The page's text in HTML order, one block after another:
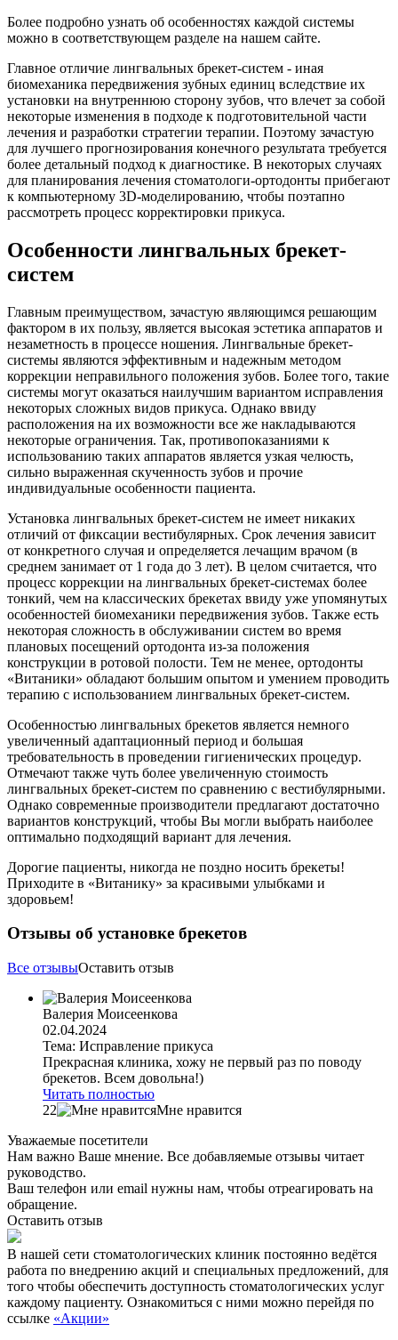
Более подробно узнать об особенностях каждой системы
можно в соответствующем разделе на нашем сайте.
Главное отличие лингвальных брекет-систем - иная
биомеханика передвижения зубных единиц вследствие их
установки на внутреннюю сторону зубов, что влечет за собой
некоторые изменения в подходе к подготовительной части
лечения и разработки стратегии терапии. Поэтому зачастую
для лучшего прогнозирования конечного результата требуется
более детальный подход к диагностике. В некоторых случаях
для планирования лечения стоматологи-ортодонты прибегают
к компьютерному 3D-моделированию, чтобы поэтапно
рассмотреть процесс корректировки прикуса.
Особенности лингвальных брекет-
систем
Главным преимуществом, зачастую являющимся решающим
фактором в их пользу, является высокая эстетика аппаратов и
незаметность в процессе ношения. Лингвальные брекет-
системы являются эффективным и надежным методом
коррекции неправильного положения зубов. Более того, такие
системы могут оказаться наилучшим вариантом исправления
некоторых сложных видов прикуса. Однако ввиду
расположения на их возможности все же накладываются
некоторые ограничения. Так, противопоказаниями к
использованию таких аппаратов является узкая челюсть,
сильно выраженная скученность зубов и прочие
индивидуальные особенности пациента.
Установка лингвальных брекет-систем не имеет никаких
отличий от фиксации вестибулярных. Срок лечения зависит
от конкретного случая и определяется лечащим врачом (в
среднем занимает от 1 года до 3 лет). В целом считается, что
процесс коррекции на лингвальных брекет-системах более
тонкий, чем на классических брекетах ввиду уже упомянутых
особенностей биомеханики передвижения зубов. Также есть
некоторая сложность в обслуживании систем во время
плановых посещений ортодонта из-за положения
конструкции в ротовой полости. Тем не менее, ортодонты
«Витаники» обладают большим опытом и умением проводить
терапию с использованием лингвальных брекет-систем.
Особенностью лингвальных брекетов является немного
увеличенный адаптационный период и большая
требовательность в проведении гигиенических процедур.
Отмечают также чуть более увеличенную стоимость
лингвальных брекет-систем по сравнению с вестибулярными.
Однако современные производители предлагают достаточно
вариантов конструкций, чтобы Вы могли выбрать наиболее
оптимально подходящий вариант для лечения.
Дорогие пациенты, никогда не поздно носить брекеты!
Приходите в «Витанику» за красивыми улыбками и
здоровьем!
Отзывы об установке брекетов
Все отзывыОставить отзыв
Валерия Моисеенкова
02.04.2024
Тема: Исправление прикуса
Прекрасная клиника, хожу не первый раз по поводу
брекетов. Всем довольна!)
Читать полностью
22
Мне нравится
Уважаемые посетители
Нам важно Ваше мнение. Все добавляемые отзывы читает
руководство.
Ваш телефон или email нужны нам, чтобы отреагировать на
обращение.
Оставить отзыв
В нашей сети стоматологических клиник постоянно ведётся
работа по внедрению акций и специальных предложений, для
того чтобы обеспечить доступность стоматологических услуг
каждому пациенту. Ознакомиться с ними можно перейдя по
ссылке «Акции»